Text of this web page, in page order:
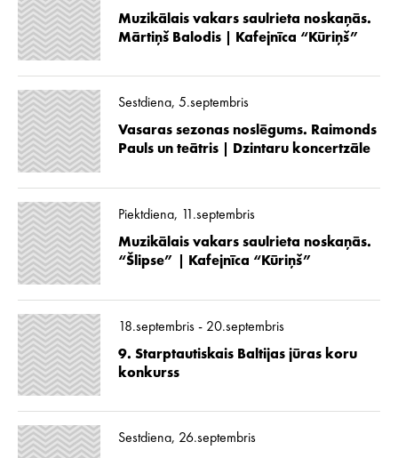
Muzikālais vakars saulrieta noskaņās.
Mārtiņš Balodis | Kafejnīca “Kūriņš”
Sestdiena, 5.septembris
Vasaras sezonas noslēgums. Raimonds
Pauls un teātris | Dzintaru koncertzāle
Piektdiena, 11.septembris
Muzikālais vakars saulrieta noskaņās.
“Šlipse” | Kafejnīca “Kūriņš”
18.septembris - 20.septembris
9. Starptautiskais Baltijas jūras koru
konkurss
Sestdiena, 26.septembris